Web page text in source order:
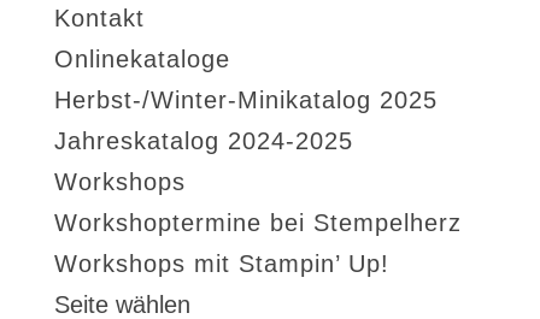
Kontakt
Onlinekataloge
Herbst-/Winter-Minikatalog 2025
Jahreskatalog 2024-2025
Workshops
Workshoptermine bei Stempelherz
Workshops mit Stampin’ Up!
Seite wählen